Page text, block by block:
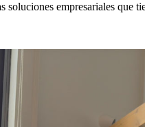
soluciones empresariales